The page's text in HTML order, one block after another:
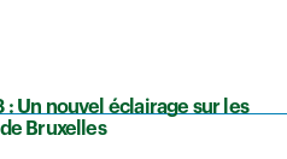
: Un nouvel éclairage sur les
Bruxelles